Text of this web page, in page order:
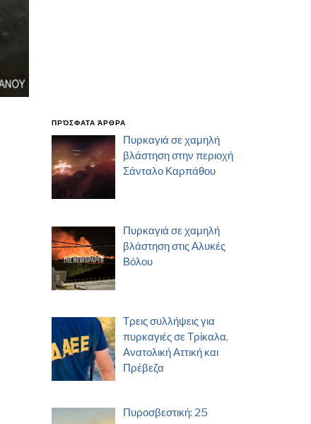
ΠΡΌΣΦΑΤΑ ΆΡΘΡΑ
Πυρκαγιά σε χαμηλή
βλάστηση στην περιοχή
Σάνταλο Καρπάθου
Πυρκαγιά σε χαμηλή
βλάστηση στις Αλυκές
Βόλου
Τρεις συλλήψεις για
πυρκαγιές σε Τρίκαλα,
Ανατολική Αττική και
Πρέβεζα
Πυροσβεστική: 25